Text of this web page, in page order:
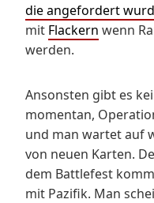
die angefordert
mit Flackern wenn
werden.
Ansonsten gibt es
momentan,
und man wartet auf
von neuen Karten.
dem Battlefest
mit Pazifik. Man